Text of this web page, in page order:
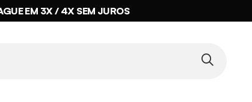
EM 3X / 4X SEM JUROS